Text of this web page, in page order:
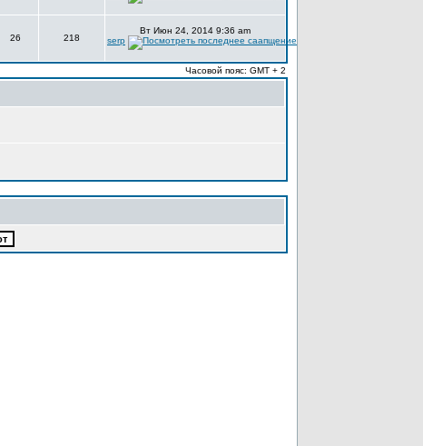
26 218
Вт Июн 24, 2014 9:36 am
serp
Часовой пояс: GMT + 2